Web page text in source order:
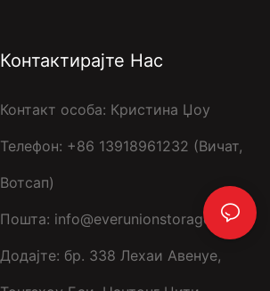
Контактирајте Нас
Контакт особа: Кристина Џоу
Телефон: +86 13918961232 (Вичат,
Вотсап)
Пошта: info@everunionstorage.com
Додајте: бр. 338 Лехаи Авенуе,